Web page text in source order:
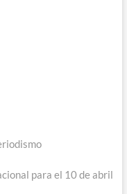
para el 10 de abril